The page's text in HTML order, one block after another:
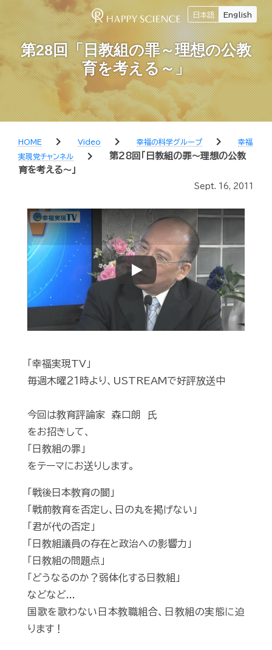
日本語 English
第28回「日教組の罪～理想の公教
育を考える～」
HOME chevron_right Video chevron_right 幸福の科学グループ chevron_right
幸福
実現党チャンネル
chevron_right
第28回「日教組の罪～理想の公教
育を考える～」
Sept. 16, 2011
Play
「幸福実現TV」
毎週木曜２１時より、USTREAMで好評放送中
今回は教育評論家 森口朗 氏
をお招きして、
「日教組の罪」
をテーマにお送りします。
「戦後日本教育の闇」
「戦前教育を否定し、日の丸を掲げない」
「君が代の否定」
「日教組議員の存在と政治への影響力」
「日教組の問題点」
「どうなるのか？弱体化する日教組」
などなど...
国歌を歌わない日本教職組合、日教組の実態に迫
ります！